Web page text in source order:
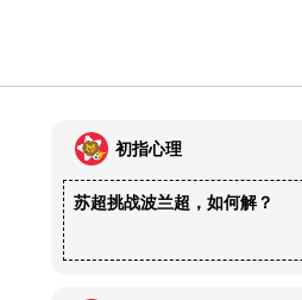
初指心理
苏超挑战波兰超，如何解？